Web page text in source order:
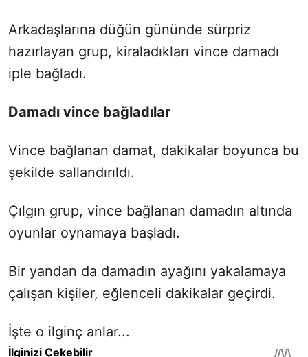
Arkadaşlarına düğün gününde sürpriz
hazırlayan grup, kiraladıkları vince damadı
iple bağladı.
Damadı vince bağladılar
Vince bağlanan damat, dakikalar boyunca bu
şekilde sallandırıldı.
Çılgın grup, vince bağlanan damadın altında
oyunlar oynamaya başladı.
Bir yandan da damadın ayağını yakalamaya
çalışan kişiler, eğlenceli dakikalar geçirdi.
İşte o ilginç anlar...